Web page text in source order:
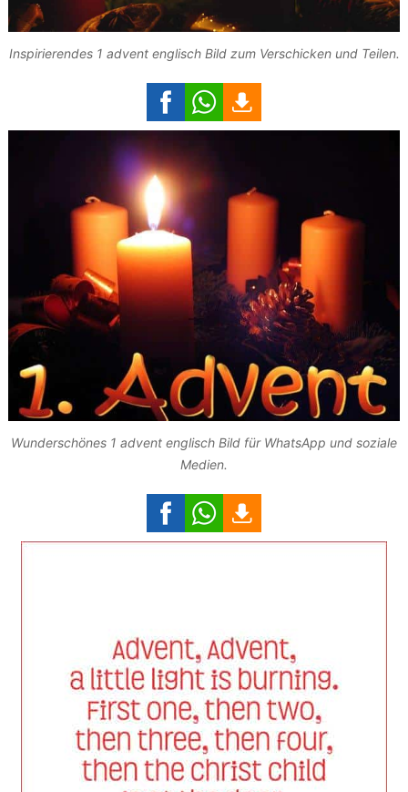
Inspirierendes 1 advent englisch Bild zum Verschicken und Teilen.
Wunderschönes 1 advent englisch Bild für WhatsApp und soziale
Medien.